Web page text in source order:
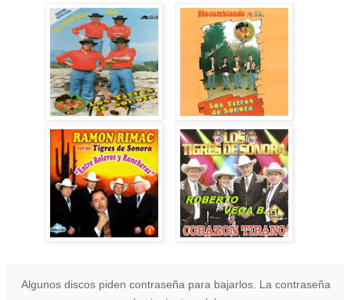
Algunos discos piden contraseña para bajarlos. La contraseña